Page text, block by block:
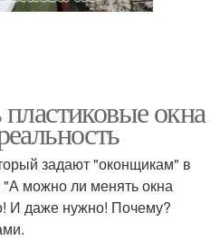
окна
задают "оконщикам" в
можно ли менять окна
И даже нужно! Почему?